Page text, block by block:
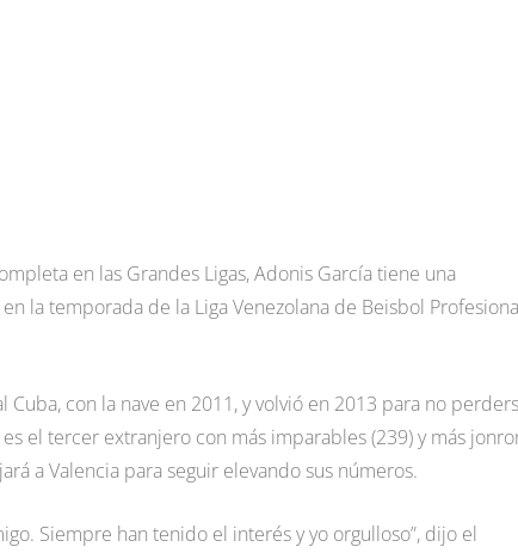
en las Grandes Ligas, Adonis García tiene una
la temporada de la Liga Venezolana de Beisbol
con la nave en 2011, y volvió en 2013 para no
el tercer extranjero con más imparables (239) y más
a Valencia para seguir elevando sus números.
Siempre han tenido el interés y yo orgulloso”, dijo el